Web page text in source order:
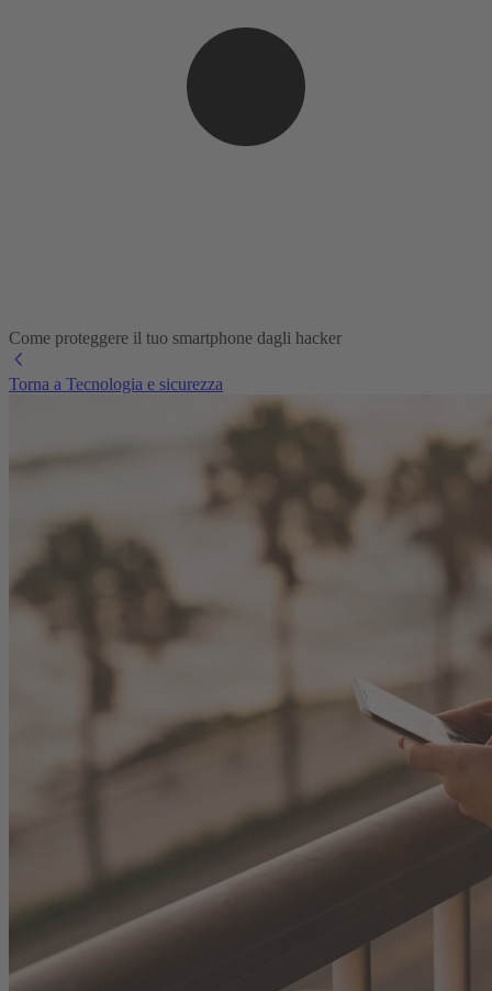
Come proteggere il tuo smartphone dagli hacker
Torna a Tecnologia e sicurezza